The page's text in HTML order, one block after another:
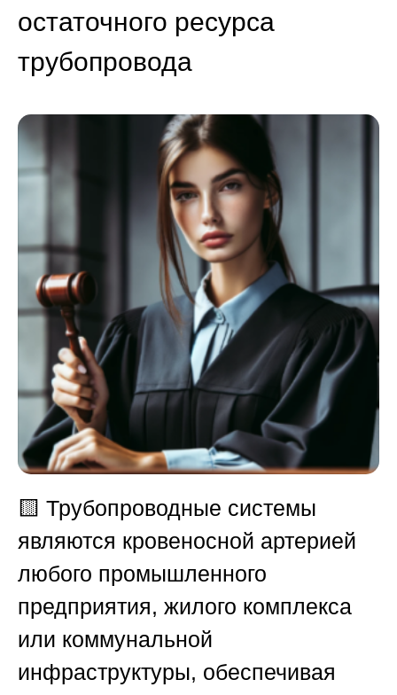
остаточного ресурса
трубопровода
🟨 Трубопроводные системы
являются кровеносной артерией
любого промышленного
предприятия, жилого комплекса
или коммунальной
инфраструктуры, обеспечивая